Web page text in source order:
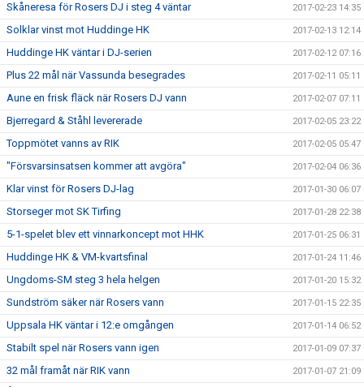
Skåneresa för Rosers DJ i steg 4 väntar 2017-02-23 14:35
Solklar vinst mot Huddinge HK 2017-02-13 12:14
Huddinge HK väntar i DJ-serien 2017-02-12 07:16
Plus 22 mål när Vassunda besegrades 2017-02-11 05:11
Aune en frisk fläck när Rosers DJ vann 2017-02-07 07:11
Bjerregard & Ståhl levererade 2017-02-05 23:22
Toppmötet vanns av RIK 2017-02-05 05:47
"Försvarsinsatsen kommer att avgöra" 2017-02-04 06:36
Klar vinst för Rosers DJ-lag 2017-01-30 06:07
Storseger mot SK Tirfing 2017-01-28 22:38
5-1-spelet blev ett vinnarkoncept mot HHK 2017-01-25 06:31
Huddinge HK & VM-kvartsfinal 2017-01-24 11:46
Ungdoms-SM steg 3 hela helgen 2017-01-20 15:32
Sundström säker när Rosers vann 2017-01-15 22:35
Uppsala HK väntar i 12:e omgången 2017-01-14 06:52
Stabilt spel när Rosers vann igen 2017-01-09 07:37
32 mål framåt när RIK vann 2017-01-07 21:09